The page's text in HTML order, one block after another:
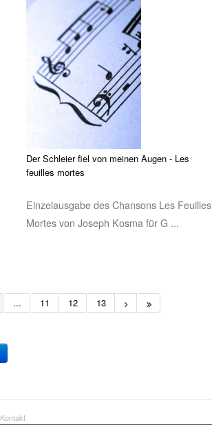
Der Schleier fiel von meinen Augen - Les
feuilles mortes
Einzelausgabe des Chansons Les Feuilles
Mortes von Joseph Kosma für G ...
... 11 12 13
Kontakt